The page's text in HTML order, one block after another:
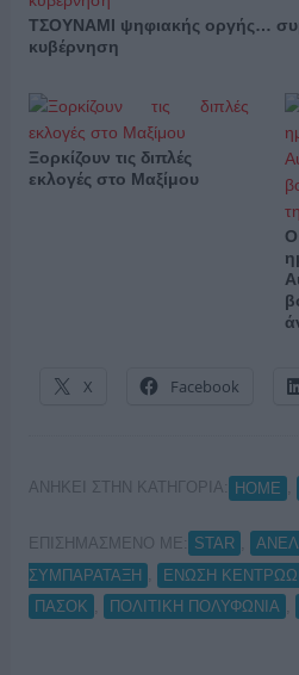
ΤΣΟΥΝΑΜΙ ψηφιακής οργής…
κυβέρνηση
Ξορκίζουν τις διπλές
εκλογές στο Μαξίμου
Ο
X Facebook
ΑΝΗΚΕΙ ΣΤΗΝ ΚΑΤΗΓΟΡΙΑ: HOME
ΕΠΙΣΗΜΑΣΜΕΝΟ ΜΕ: STAR ΑΝΕΛ
ΣΥΜΠΑΡΑΤΑΞΗ
ΕΝΩΣΗ
ΠΑΣΟΚ
ΠΟΛΙΤΙΚΗ ΠΟΛΥΦΩΝΙΑ